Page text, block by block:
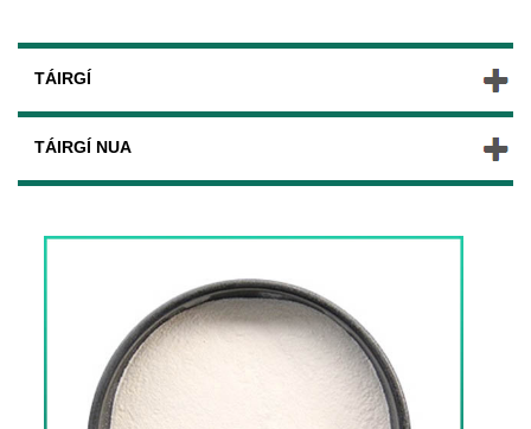
TÁIRGÍ
TÁIRGÍ NUA